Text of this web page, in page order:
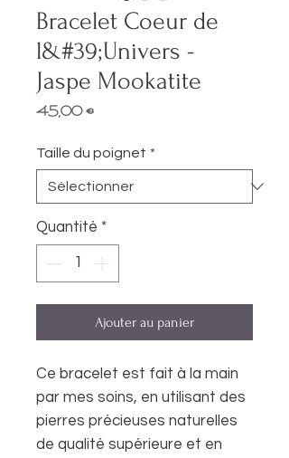
Bracelet Coeur de
l&#39;Univers -
Jaspe Mookatite
45,00 €Prix
Taille du poignet *
Quantité *
Ajouter au panier
Ce bracelet est fait à la main
par mes soins, en utilisant des
pierres précieuses naturelles
de qualité supérieure et en